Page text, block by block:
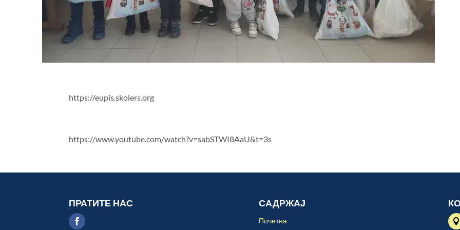
https://eupis.skolers.org
https://www.youtube.com/watch?v=sabSTWI8AaU&t=3s
ПРАТИТЕ НАС САДРЖАЈ
Почетна 